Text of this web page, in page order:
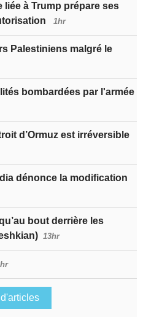
à Trump prépare ses
1hr
Palestiniens malgré le
bombardées par l'armée
d’Ormuz est irréversible
dénonce la modification
bout derrière les
13hr